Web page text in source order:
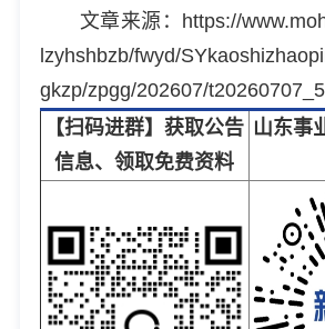
文章来源：https://
lzyhshbzb/fwyd/
gkzp/zpgg/202607/
【扫码进群】获取公告
信息、领取免费资料
山东事